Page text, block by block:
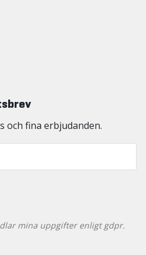
och fina erbjudanden.
mina uppgifter enligt gdpr.